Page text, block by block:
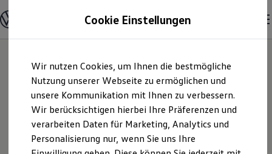
Hauptinhalt
springen
Footer
springen
Modelle & Konfigurator
Nutzfahrzeugkategorien entdecken
Modelle konfigurieren
Vorgängermodelle und Oldtimer
Vorgängermodelle
Oldtimer
Bulli Historie
Branchenlösungen & Gewerbekunden
Umbaulösungen und Hersteller finden
Auf- und Umbauten entdecken & konfigurieren
Groß- und Sonderkunden
Autohaus
Rettenmeier GmbH
Cookie Einstellungen
Wir nutzen Cookies, um Ihnen die bestmögliche
Nutzung unserer Webseite zu ermöglichen und
unsere Kommunikation mit Ihnen zu verbessern.
Wir berücksichtigen hierbei Ihre Präferenzen und
verarbeiten Daten für Marketing, Analytics und
Personalisierung nur, wenn Sie uns Ihre